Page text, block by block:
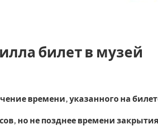
билет в музей
времени, указанного на
но не позднее времени